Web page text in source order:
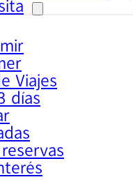
Viajes
días